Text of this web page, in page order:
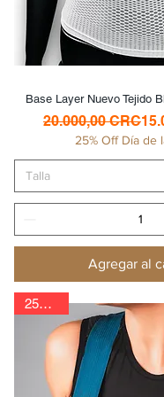
Base Layer Nuevo Tejido
20.000,00 CRC
25% Off Día de
Agregar al
25% Off